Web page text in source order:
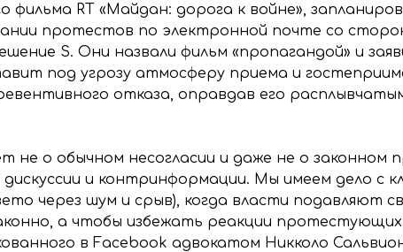
фильма RT «Майдан: дорога к войне»,
протестов по электронной почте со
S. Они назвали фильм «пропагандой» и
под угрозу атмосферу приема и
отказа, оправдав его
не о обычном несогласии и даже не о законном
и контринформации. Мы имеем дело с
через шум и срыв), когда власти подавляют
а чтобы избежать реакции
в Facebook адвокатом Никколо